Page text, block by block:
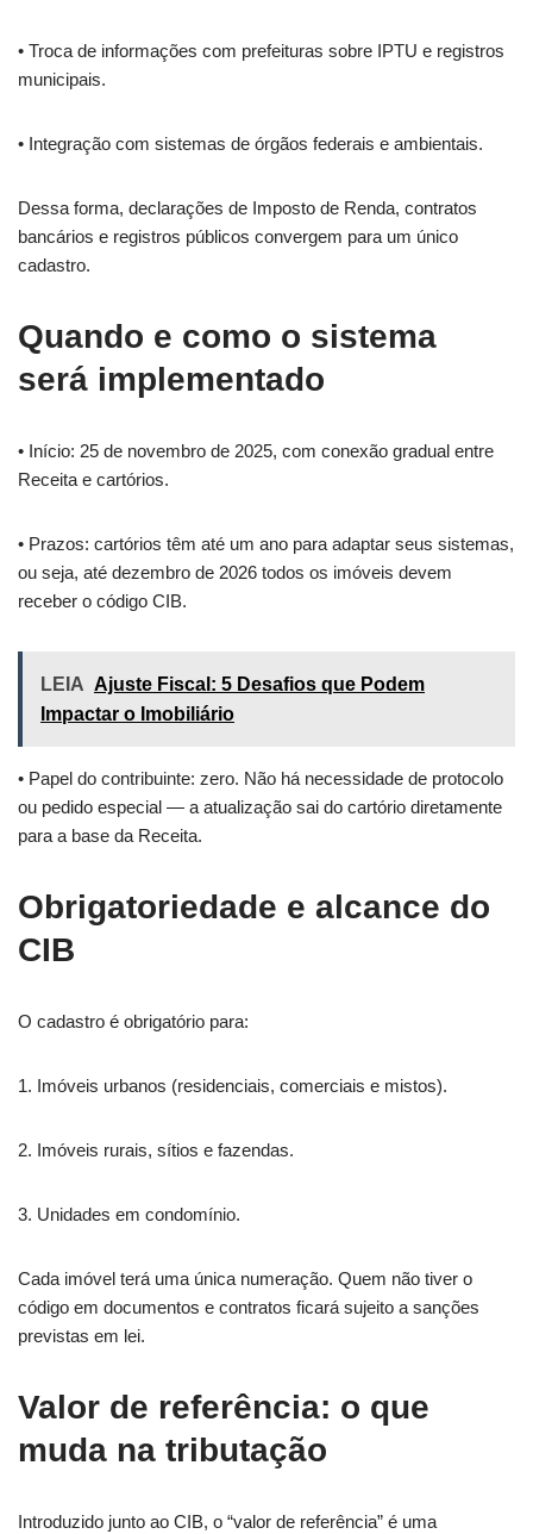
• Troca de informações com prefeituras sobre IPTU e registros
municipais.
• Integração com sistemas de órgãos federais e ambientais.
Dessa forma, declarações de Imposto de Renda, contratos
bancários e registros públicos convergem para um único
cadastro.
Quando e como o sistema
será implementado
• Início: 25 de novembro de 2025, com conexão gradual entre
Receita e cartórios.
• Prazos: cartórios têm até um ano para adaptar seus sistemas,
ou seja, até dezembro de 2026 todos os imóveis devem
receber o código CIB.
LEIA Ajuste Fiscal: 5 Desafios que Podem
Impactar o Imobiliário
• Papel do contribuinte: zero. Não há necessidade de protocolo
ou pedido especial — a atualização sai do cartório diretamente
para a base da Receita.
Obrigatoriedade e alcance do
CIB
O cadastro é obrigatório para:
1. Imóveis urbanos (residenciais, comerciais e mistos).
2. Imóveis rurais, sítios e fazendas.
3. Unidades em condomínio.
Cada imóvel terá uma única numeração. Quem não tiver o
código em documentos e contratos ficará sujeito a sanções
previstas em lei.
Valor de referência: o que
muda na tributação
Introduzido junto ao CIB, o “valor de referência” é uma